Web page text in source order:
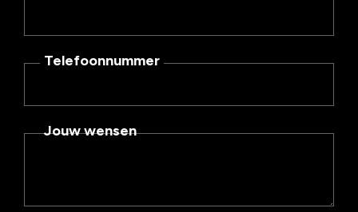
Telefoonnummer
Jouw wensen